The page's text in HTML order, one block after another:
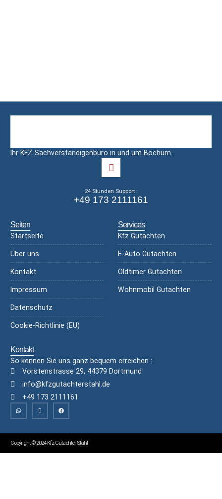
Ihr KFZ-Sachverständigenbüro in und um Bochum.
24 Stunden Support :
+49 173 2111161
Seiten
Startseite
Über uns
Kontakt
Impressum
Datenschutz
Cookie-Richtlinie (EU)
Services
Kfz Gutachten
E-Auto Gutachten
Oldtimer Gutachten
Wohnmobil Gutachten
Kontakt
So kennen Sie uns ganz bequem erreichen :
Vorstenstrasse 29, 44379 Dortmund
info@kfzgutachterstahl.de
+49 173 2111161
Copyright © 2024 Kfz Gutachter Stahl